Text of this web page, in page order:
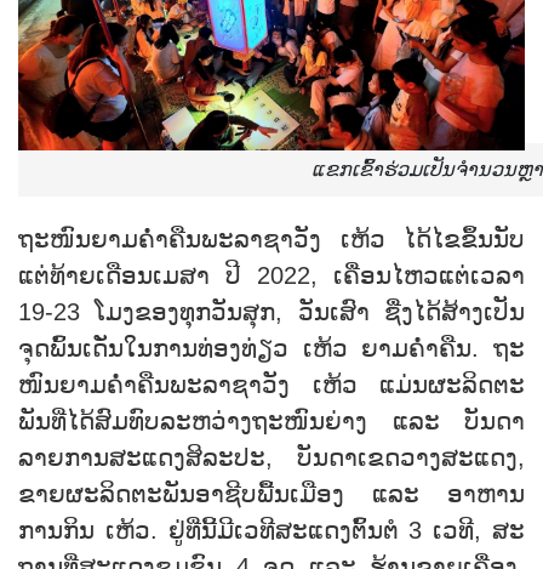
ແຂກ​ເຂົ້າ​ຮ່ວມ​ເປັນ​ຈຳ​ນວນຫຼ
ຖະ​ໜົນ​ຍາມ​ຄ່ຳ​ຄືນ​ພະ​ລາ​ຊາ​ວັງ ເຫ້ວ ໄດ້ໄຂ​ຂຶ້ນ​ນັບ​
ແຕ່​ທ້າຍ​ເດືອນ​ເມ​ສາ ​ປີ 2022, ​ເຄື່ອນ​ໄຫວ​ແຕ່​ເວ​ລາ
19-23 ໂມງ​ຂອງ​ທຸກວັນ​ສຸກ, ວັນ​ເສົາ ຊື່ງໄດ້​ສ້າງ​ເປັນ​
ຈຸດ​ພົ້ນ​ເດັ່ນ​ໃນ​ການ​ທ່ອງ​ທ່ຽວ ເຫ້ວ ​ຍາມ​ຄ່ຳ​ຄືນ. ຖະ​
ໜົນ​ຍາມ​ຄ່ຳ​ຄືນ​ພະ​ລາ​ຊາ​ວັງ ເຫ້ວ ແມ່ນ​ຜະ​ລິດ​ຕະ​
ພັນ​ທີ່​ໄດ້​ສົມ​ທົບ​ລະ​ຫວ່າງ​ຖະ​ໜົນ​ຍ່າງ ແລະ ບັນ​ດາ​
ລາຍ​ການ​ສະ​ແດງ​ສິ​ລະ​ປະ, ບັນ​ດາ​ເຂດ​ວາງ​ສະ​ແດງ,
ຂາຍ​ຜະ​ລິດ​ຕະ​ພັນ​ອາ​ຊີບ​ພື້ນ​ເມືອງ ແລະ ອາ​ຫານ​
ການ​ກິນ ເຫ້ວ. ຢູ່​ທີ່ນີ້​ມີ​ເວ​ທີ​ສະ​ແດງ​ຕົ້ນ​ຕໍ 3 ເວທີ, ສະ​